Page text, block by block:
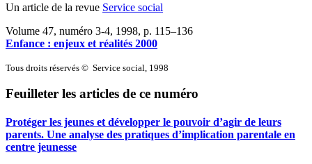
Un article de la revue Service social
Volume 47, numéro 3-4, 1998, p. 115–136
Enfance : enjeux et réalités 2000
Tous droits réservés © Service social, 1998
Feuilleter les articles de ce numéro
Protéger les jeunes et développer le pouvoir d’agir de leurs
parents. Une analyse des pratiques d’implication parentale en
centre jeunesse